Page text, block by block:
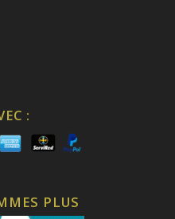
:
PLUS